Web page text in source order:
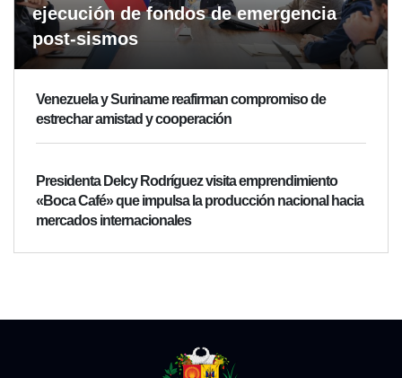
ejecución de fondos de emergencia
post-sismos
Venezuela y Suriname reafirman compromiso de
estrechar amistad y cooperación
Presidenta Delcy Rodríguez visita emprendimiento
«Boca Café» que impulsa la producción nacional hacia
mercados internacionales